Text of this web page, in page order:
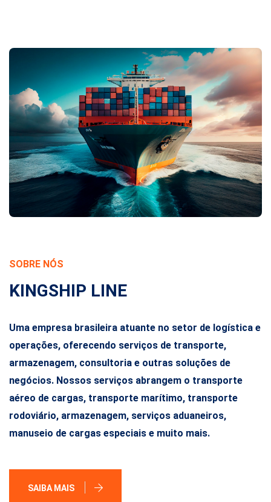
SOBRE NÓS
KINGSHIP LINE
Uma empresa brasileira atuante no setor de logística e
operações, oferecendo serviços de transporte,
armazenagem, consultoria e outras soluções de
negócios. Nossos serviços abrangem o transporte
aéreo de cargas, transporte marítimo, transporte
rodoviário, armazenagem, serviços aduaneiros,
manuseio de cargas especiais e muito mais.
SAIBA MAIS